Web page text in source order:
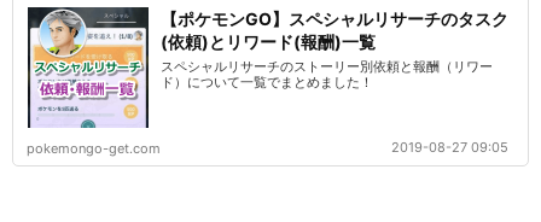
【ポケモンGO】スペシャルリサーチのタスク
(依頼)とリワード(報酬)一覧
スペシャルリサーチのストーリー別依頼と報酬（リワー
ド）について一覧でまとめました！
pokemongo-get.com 2019-08-27 09:05